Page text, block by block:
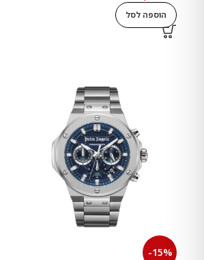
הוספה לסל
-15%